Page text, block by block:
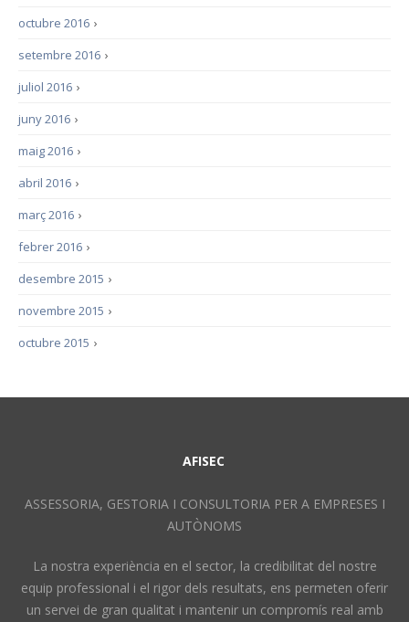
›
octubre 2016
›
setembre 2016
›
juliol 2016
›
juny 2016
›
maig 2016
›
abril 2016
›
març 2016
›
febrer 2016
›
desembre 2015
›
novembre 2015
›
octubre 2015
AFISEC
ASSESSORIA, GESTORIA I CONSULTORIA PER A EMPRESES I
AUTÒNOMS
La nostra experiència en el sector, la credibilitat del nostre
equip professional i el rigor dels resultats, ens permeten oferir
un servei de gran qualitat i mantenir un compromís real amb